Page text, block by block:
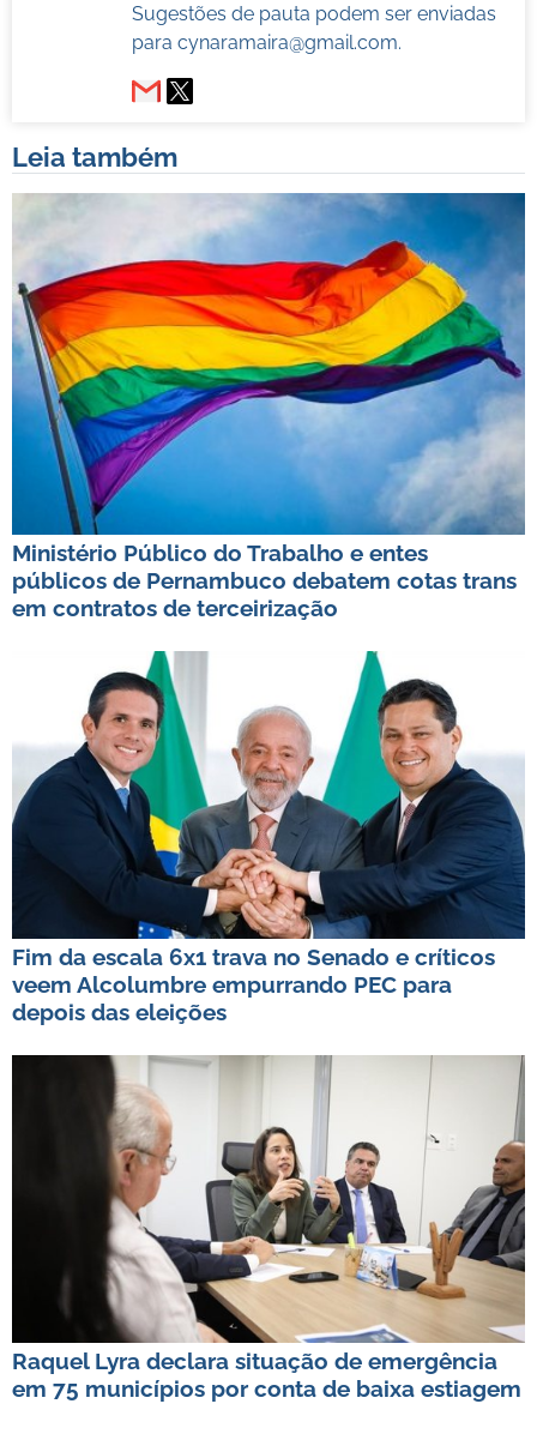
Sugestões de pauta podem ser enviadas
para cynaramaira@gmail.com.
Leia também
Ministério Público do Trabalho e entes
públicos de Pernambuco debatem cotas trans
em contratos de terceirização
Fim da escala 6x1 trava no Senado e críticos
veem Alcolumbre empurrando PEC para
depois das eleições
Raquel Lyra declara situação de emergência
em 75 municípios por conta de baixa estiagem